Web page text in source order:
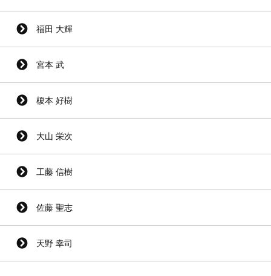
福田 大輝
宮本 武
榎本 好樹
大山 栄次
工藤 信樹
佐藤 聖志
天野 幸司